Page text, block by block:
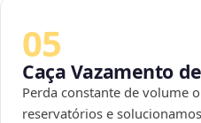
05
Caça Vazamento
Perda constante de volume
reservatórios e